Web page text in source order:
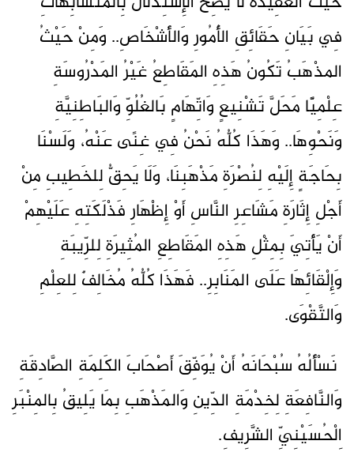
فِي بَيَانِ حَقَائِقِ الأُمُورِ وَالأَشْخَاصِ.. وَمِنْ حَيْثُ
المذْهَبُ تَكُونُ هَذِهِ المَقَاطِعُ غَيْرُ المَدْرُوسَةِ
عِلْمِيًّا مَحَلَّ تَشْنِيعٍ وَاتِّهَامٍ بَالغُلُوِّ وَالبَاطِنِيَّةِ
وَنَحْوِهَا.. وَهَذَا كُلُّهُ نَحْنُ فِي غِنًى عَنْهُ، وَلَسْنَا
بِحَاجَةٍ إِلَيْهِ لِنُصْرَةِ مَذْهَبِنَا، وَلَا يَحِقُّ لِلخَطِيبِ مِنْ
أَجْلِ إِثَارَةِ مَشَاعِرِ النَّاسِ أَوْ إِظْهَارِ فَذْلَكَتِهِ عَلَيْهِمْ
أَنْ يَأْتِيَ بِمِثْلِ هَذِهِ المَقَاطِعِ المُثِيرَةِ لِلرِّيبَةِ
وَإِلْقَائِهَا عَلَى المَنَابِرِ.. فَهَذَا كُلُّهُ مُخَالِفٌ لِلعِلْمِ
وَالتَّقْوَى.
نَسْأَلُهُ سُبْحَانَهُ أَنْ يُوَفِّقَ أَصْحَابَ الكَلِمَةِ الصَّادِقَةِ
وَالنَّافِعَةِ لِخِدْمَةِ الدِّينِ وَالمَذْهَبِ بِمَا يَلِيقُ بِالمِنْبَرِ
اِلْحُسَيْنِيِّ الشَّرِيفِ.